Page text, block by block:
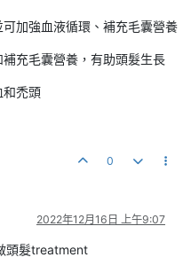
加強血液循環、補充毛囊營養
充毛囊營養，有助頭髮生長
和禿頭
0
2022年12月16日 上午9:07
頭髮treatment